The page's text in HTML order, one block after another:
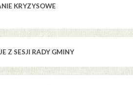
KRYZYSOWE
Z SESJI RADY GMINY